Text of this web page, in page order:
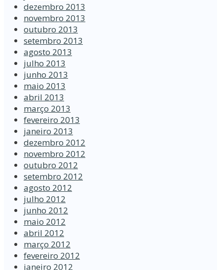
dezembro 2013
novembro 2013
outubro 2013
setembro 2013
agosto 2013
julho 2013
junho 2013
maio 2013
abril 2013
março 2013
fevereiro 2013
janeiro 2013
dezembro 2012
novembro 2012
outubro 2012
setembro 2012
agosto 2012
julho 2012
junho 2012
maio 2012
abril 2012
março 2012
fevereiro 2012
janeiro 2012